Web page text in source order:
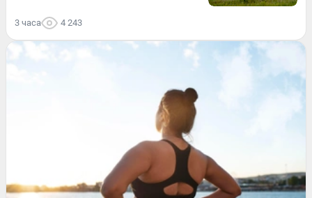
3 часа 4 243